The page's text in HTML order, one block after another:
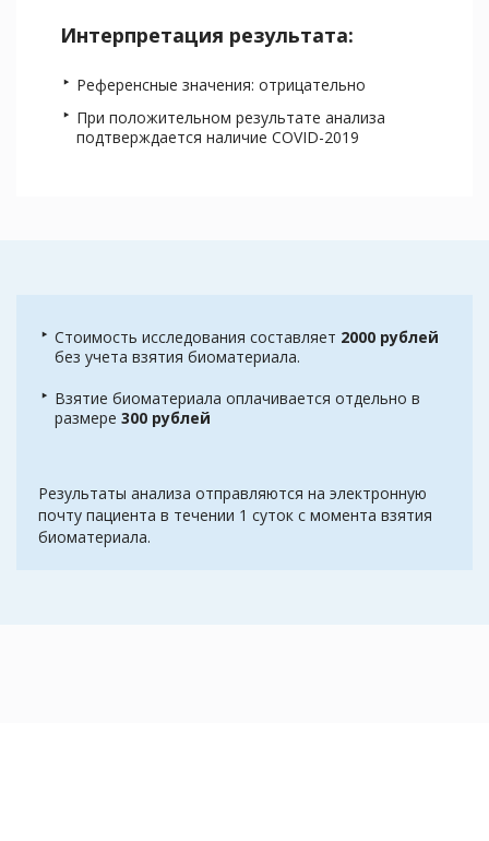
Интерпретация результата:
Референсные значения: отрицательно
При положительном результате анализа
подтверждается наличие COVID-2019
Стоимость исследования составляет 2000 рублей
без учета взятия биоматериала.
Взятие биоматериала оплачивается отдельно в
размере 300 рублей
Результаты анализа отправляются на электронную
почту пациента в течении 1 суток с момента взятия
биоматериала.